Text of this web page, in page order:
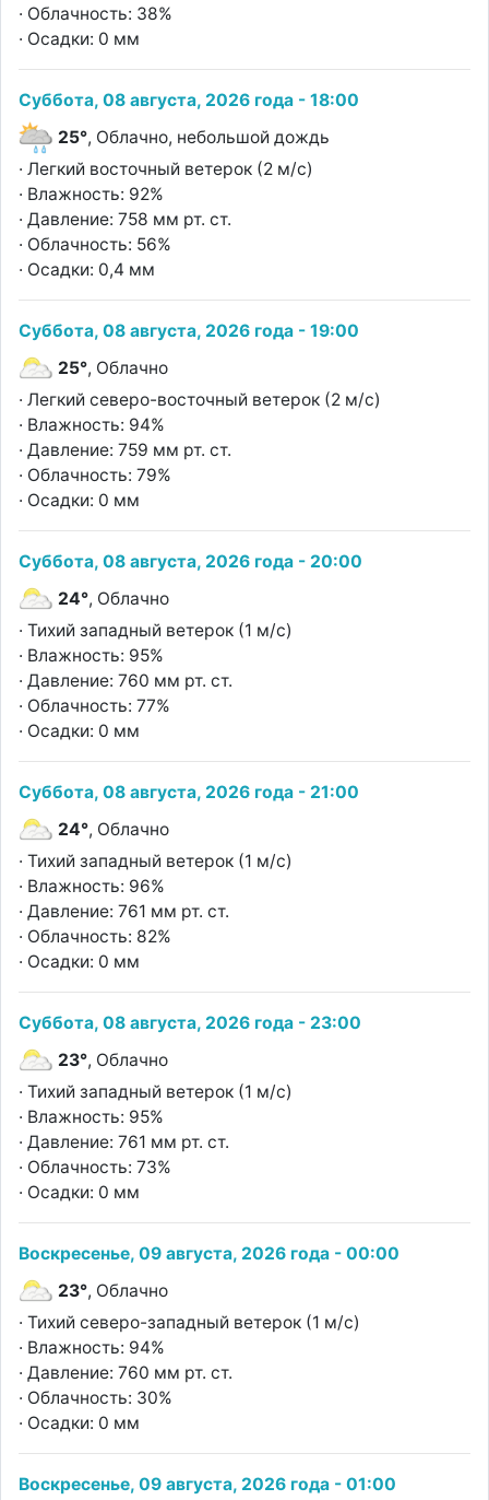
· Облачность: 38%
· Осадки: 0 мм
Суббота, 08 августа, 2026 года - 18:00
25°, Облачно, небольшой дождь
· Легкий восточный ветерок (2 м/с)
· Влажность: 92%
· Давление: 758 мм рт. ст.
· Облачность: 56%
· Осадки: 0,4 мм
Суббота, 08 августа, 2026 года - 19:00
25°, Облачно
· Легкий северо-восточный ветерок (2 м/с)
· Влажность: 94%
· Давление: 759 мм рт. ст.
· Облачность: 79%
· Осадки: 0 мм
Суббота, 08 августа, 2026 года - 20:00
24°, Облачно
· Тихий западный ветерок (1 м/с)
· Влажность: 95%
· Давление: 760 мм рт. ст.
· Облачность: 77%
· Осадки: 0 мм
Суббота, 08 августа, 2026 года - 21:00
24°, Облачно
· Тихий западный ветерок (1 м/с)
· Влажность: 96%
· Давление: 761 мм рт. ст.
· Облачность: 82%
· Осадки: 0 мм
Суббота, 08 августа, 2026 года - 23:00
23°, Облачно
· Тихий западный ветерок (1 м/с)
· Влажность: 95%
· Давление: 761 мм рт. ст.
· Облачность: 73%
· Осадки: 0 мм
Воскресенье, 09 августа, 2026 года - 00:00
23°, Облачно
· Тихий северо-западный ветерок (1 м/с)
· Влажность: 94%
· Давление: 760 мм рт. ст.
· Облачность: 30%
· Осадки: 0 мм
Воскресенье, 09 августа, 2026 года - 01:00